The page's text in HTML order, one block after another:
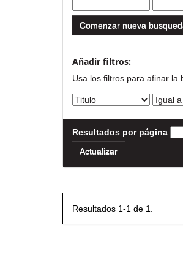
Comenzar nueva
Añadir filtros:
Usa los filtros para afinar la
Resultados por página
Resultados 1-1 de 1.